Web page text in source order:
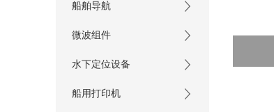
船舶导航
微波组件
水下定位设备
船用打印机